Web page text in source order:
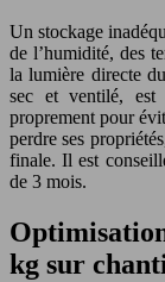
Un stockage
de l’humidité, des
la lumière directe
sec et ventilé, est
proprement pour
perdre ses
finale. Il est
de 3 mois.
kg sur